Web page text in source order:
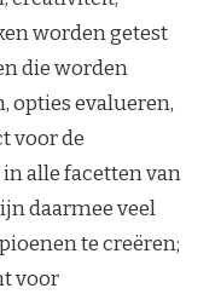
worden getest
die worden
opties evalueren,
voor de
alle facetten van
daarmee veel
te creëren;
voor